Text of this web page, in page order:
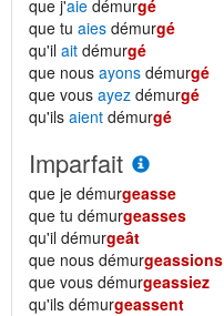
que j'aie démurgé
que tu aies démurgé
qu'il ait démurgé
que nous ayons démurgé
que vous ayez démurgé
qu'ils aient démurgé
Imparfait
que je démurgeasse
que tu démurgeasses
qu'il démurgeât
que nous démurgeassions
que vous démurgeassiez
qu'ils démurgeassent